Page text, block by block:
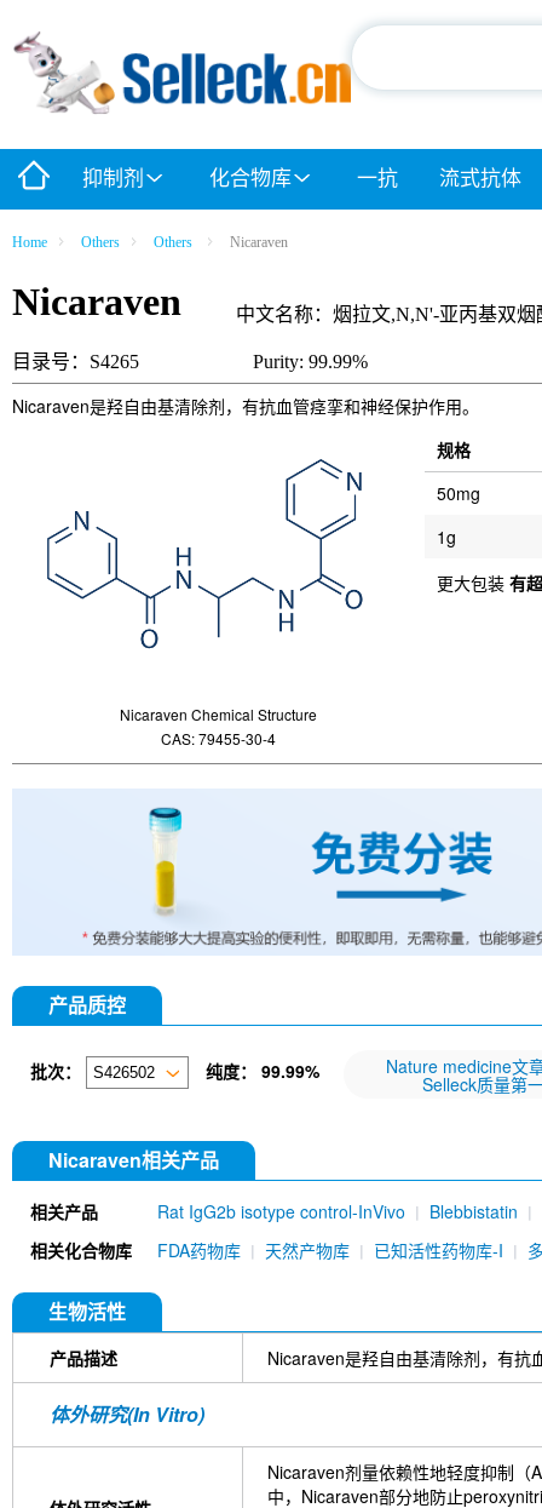
抑制剂 化合物库 一抗 流式抗体
Home Others Others Nicaraven
Nicaraven 中文名称：烟拉文,N,N'-亚丙基双烟
目录号：S4265 Purity: 99.99%
Nicaraven是羟自由基清除剂，有抗血管痉挛和神经保护作用。
Nicaraven Chemical Structure
CAS: 79455-30-4
规格
50mg
1g
更大包装 有
产品质控
批次： 纯度： 99.99% Nature medicine文
Selleck质量第
Nicaraven相关产品
相关产品 Rat IgG2b isotype control-InVivo
Blebbistatin
MU)
Rat IgG1 isotype control-InVivo
Farrerol
Chlorogenic Acid
2,2,2-Tribromoethanol
Hydroxytyrosol
D-(+)-Trehalose
Hyaluronic acid (Hyaluronan)
GSK805
Pamrevlumab (anti-CTGF)
Bromhexine HCl
E7820
Sphingosine HQNO
Iodoacetamide
(Rabbit mAb) [B17N21]
Fetuin, Fetal Bovine
Molsidomine Methylmalonate
相关化合物库 FDA药物库 天然产物库 已知活性药物库-I
生物活性
产品描述 Nicaraven是羟自由基清除剂，有抗
体外研究(In Vitro)
Nicaraven剂量依赖性地轻度抑制（
中，Nicaraven部分地防止